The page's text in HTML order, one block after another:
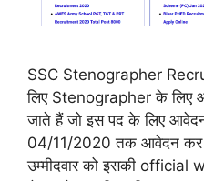
SSC Stenographer
लिए Stenographer के लिए
जाते हैं जो इस पद के लिए
04/11/2020 तक आवेदन
उम्मीदवार को इसकी official